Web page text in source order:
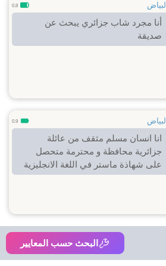
البياض 0.8
أنا مجرد شاب جزائري يبحث عن
صديقة
البياض 0.9
انا انسان مسلم مثقف من عائلة
جزائرية محافظة و محترمة متحصل
على شهاذة ماستر في اللغة الانجليزية
البحث حسب المعايير